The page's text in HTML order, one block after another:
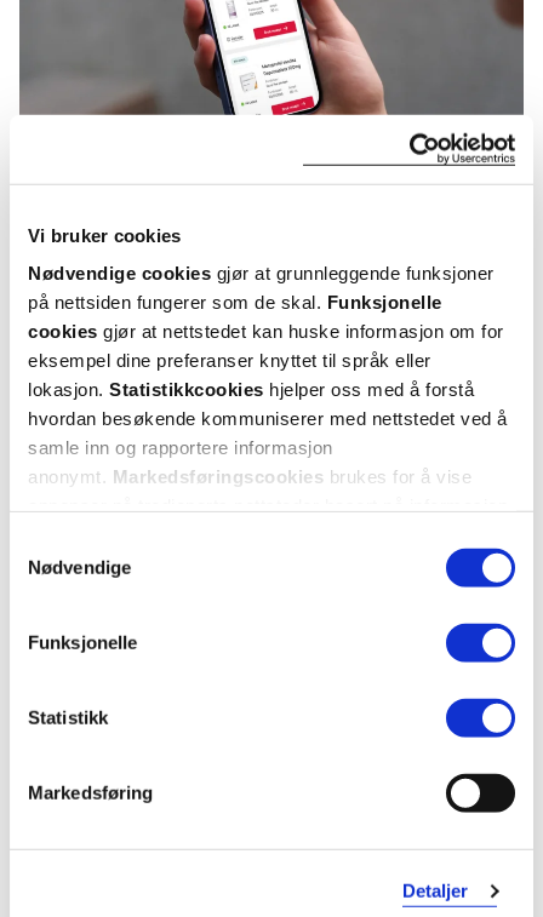
Vi bruker cookies
Nødvendige cookies gjør at grunnleggende funksjoner
på nettsiden fungerer som de skal. Funksjonelle
cookies gjør at nettstedet kan huske informasjon om for
eksempel dine preferanser knyttet til språk eller
lokasjon. Statistikkcookies hjelper oss med å forstå
hvordan besøkende kommuniserer med nettstedet ved å
samle inn og rapportere informasjon
anonymt. Markedsføringscookies brukes for å vise
Nødvendige
Funksjonelle
Statistikk
Markedsføring
Detaljer
KUNDEANMELDELSER
1 anmeldelse
5 stjerner
1 stjerne 0